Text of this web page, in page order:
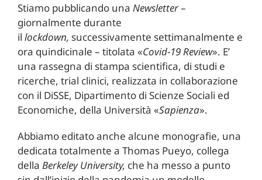
Stiamo pubblicando una Newsletter–
giornalmente durante
il lockdown, successivamente settimanalmente e
ora quindicinale – titolata «Covid-19 Review». E’
una rassegna di stampa scientifica, di studi e
ricerche, trial clinici, realizzata in collaborazione
con il DiSSE, Dipartimento di Scienze Sociali ed
Economiche, della Università «Sapienza».
Abbiamo editato anche alcune monografie, una
dedicata totalmente a Thomas Pueyo, collega
della Berkeley University, che ha messo a punto